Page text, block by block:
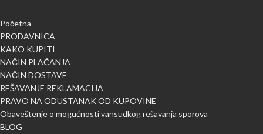
Početna
PRODAVNICA
KAKO KUPITI
NAČIN PLAĆANJA
NAČIN DOSTAVE
REŠAVANJE REKLAMACIJA
PRAVO NA ODUSTANAK OD KUPOVINE
Obaveštenje o mogućnosti vansudkog rešavanja sporova
BLOG